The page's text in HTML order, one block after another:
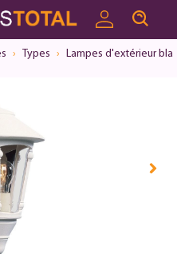
Types Lampes d'extérieur